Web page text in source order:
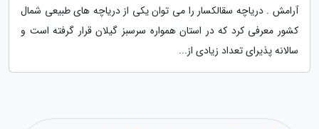
آرامش . دریاچه سقالکسار را می توان یکی از دریاچه های طبیعی شمال
کشور معرفی کرد که در استان همواره سرسبز گیلان قرار گرفته است و
سالانه پذیرای تعداد زیادی از...